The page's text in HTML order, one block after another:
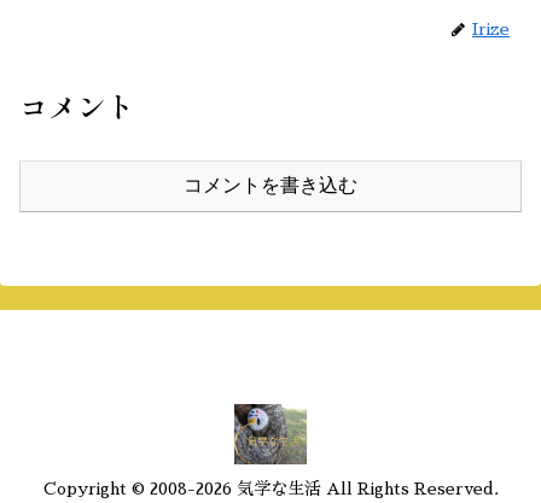
Irize
コメント
コメントを書き込む
Copyright © 2008-2026 気学な生活 All Rights Reserved.